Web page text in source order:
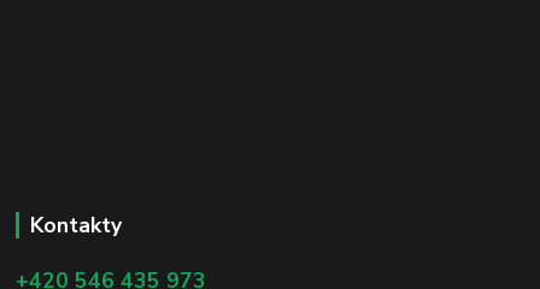
Kontakty
+420 546 435 973